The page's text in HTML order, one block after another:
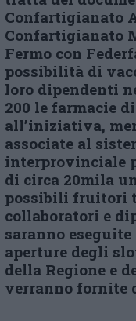
Confartigianato
Confartigianato
Fermo con
possibilità di
loro dipendenti
200 le farmacie
all’iniziativa,
associate al
interprovinciale
di circa 20mila
possibili fruitori
collaboratori e
saranno
aperture degli
della Regione e
verranno fornite